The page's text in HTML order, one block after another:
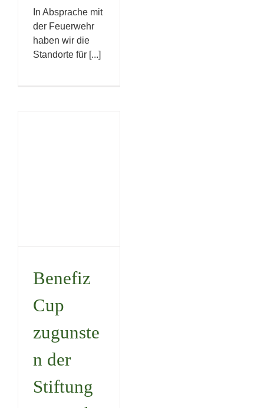
In Absprache mit
der Feuerwehr
haben wir die
Standorte für [...]
Uncategorized
Benefiz
Cup
zugunste
n der
Stiftung